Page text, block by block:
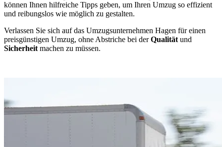
können Ihnen hilfreiche Tipps geben, um Ihren Umzug so effizient
und reibungslos wie möglich zu gestalten.
Verlassen Sie sich auf das Umzugsunternehmen Hagen für einen
preisgünstigen Umzug, ohne Abstriche bei derQualität und
Sicherheit machen zu müssen.